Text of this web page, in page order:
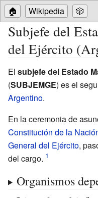
🏠 Wikipedia 🎲
Subjefe del
del Ejército
El subjefe del Estado
(SUBJEMGE) es el
Argentino.
En la ceremonia de
Constitución de la
General del Ejército,
del cargo.
Organismos